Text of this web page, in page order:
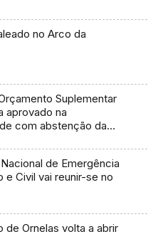
no Arco da
Suplementar
aprovado na
com abstenção da
de Emergência
e Civil vai reunir-se no
de Ornelas volta a abrir